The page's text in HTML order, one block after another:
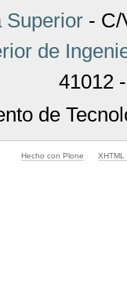
Superior- C/
de
41012
de
Hecho con Plone XHTML